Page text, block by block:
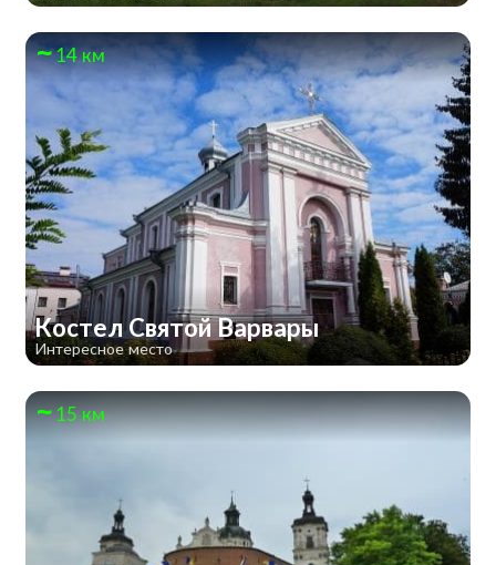
14 км
Костел Святой Варвары
Интересное место
15 км